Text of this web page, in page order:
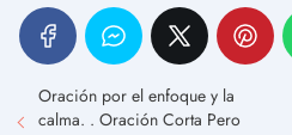
Oración por el enfoque y la
calma. . Oración Corta Pero